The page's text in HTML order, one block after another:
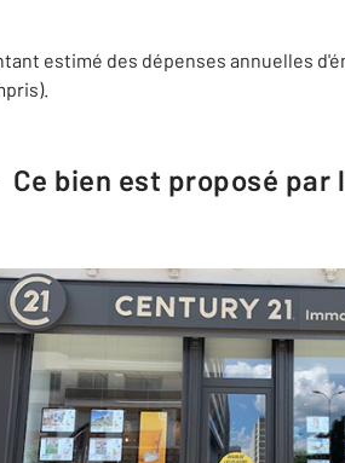
estimé des dépenses annuelles
Ce bien est proposé par